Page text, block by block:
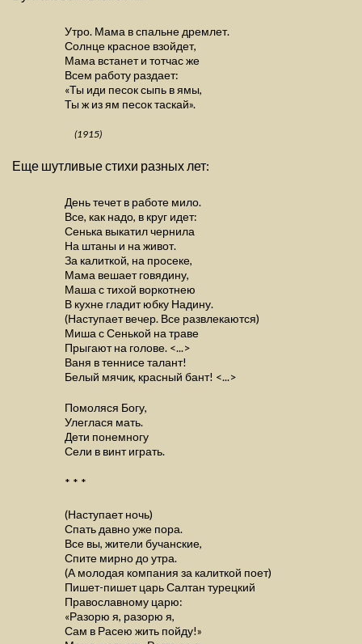
Утро. Мама в спальне дремлет.
Солнце красное взойдет,
Мама встанет и тотчас же
Всем работу раздает:
«Ты иди песок сыпь в ямы,
Ты ж из ям песок таскай».
(1915)
Еще шутливые стихи разных лет:
День течет в работе мило.
Все, как надо, в круг идет:
Сенька выкатил чернила
На штаны и на живот.
За калиткой, на просеке,
Мама вешает говядину,
Маша с тихой воркотнею
В кухне гладит юбку Надину.
(Наступает вечер. Все развлекаются)
Миша с Сенькой на траве
Прыгают на голове. <...>
Ваня в теннисе талант!
Белый мячик, красный бант! <...>
Помоляся Богу,
Улеглася мать.
Дети понемногу
Сели в винт играть.
* * *
(Наступает ночь)
Спать давно уже пора.
Все вы, жители бучанские,
Спите мирно до утра.
(А молодая компания за калиткой поет)
Пишет-пишет царь Салтан турецкий
Православному царю:
«Разорю я, разорю я,
Сам в Расею жить пойду!»